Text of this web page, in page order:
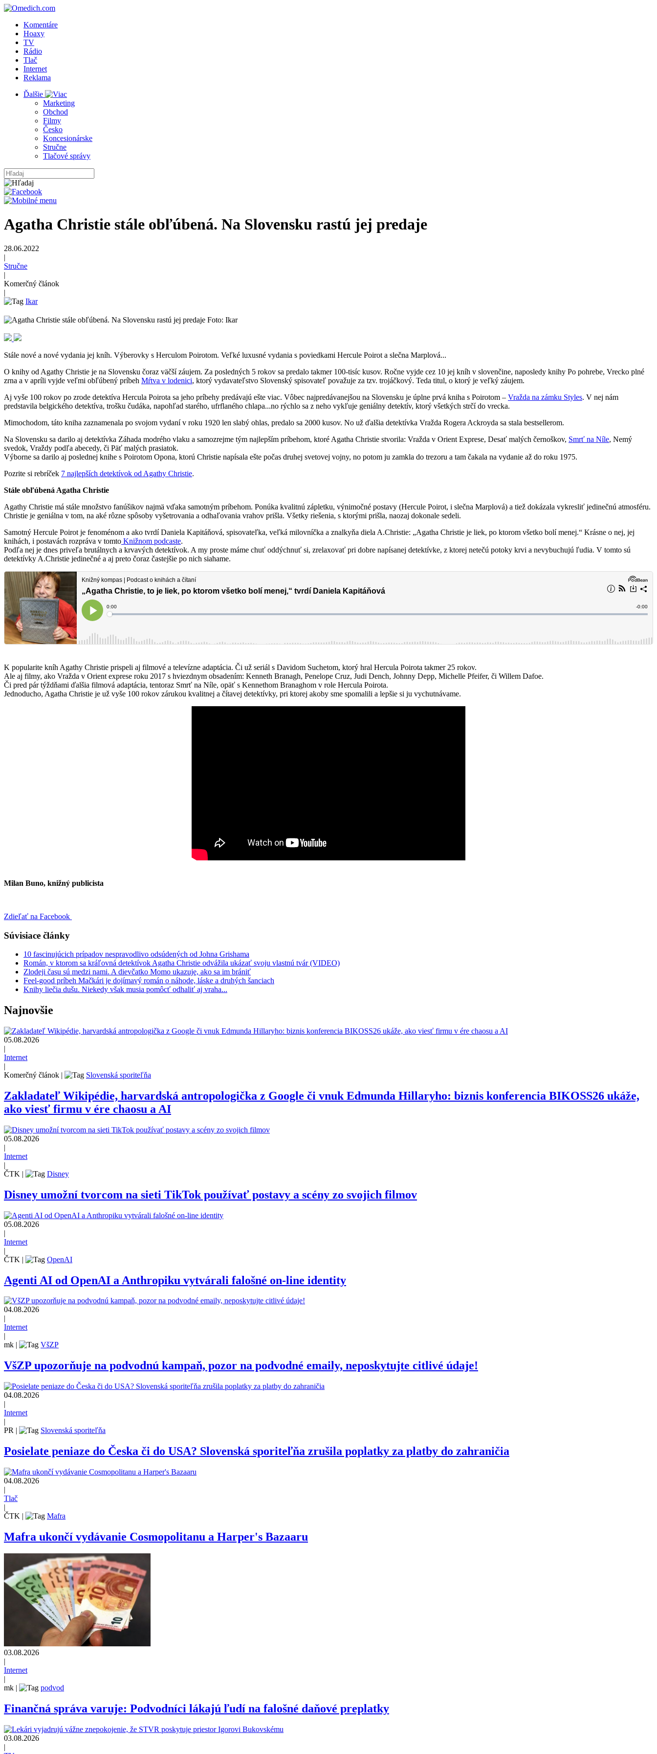
Komentáre
Hoaxy
TV
Rádio
Tlač
Internet
Reklama
Ďalšie
Marketing
Obchod
Filmy
Česko
Koncesionárske
Stručne
Tlačové správy
Agatha Christie stále obľúbená. Na Slovensku rastú jej predaje
28.06.2022
|
Stručne
|
Komerčný článok
|
Ikar
Foto: Ikar
Stále nové a nové vydania jej kníh. Výberovky s Herculom Poirotom. Veľké luxusné vydania s poviedkami Hercule Poirot a slečna Marplová...
O knihy od Agathy Christie je na Slovensku čoraz väčší záujem. Za posledných 5 rokov sa predalo takmer 100-tisíc kusov. Ročne vyjde cez 10 jej kníh v slovenčine, naposledy knihy Po pohrebe, Vrecko plné
zrna a v apríli vyjde veľmi obľúbený príbeh Mŕtva v lodenici, ktorý vydavateľstvo Slovenský spisovateľ považuje za tzv. trojáčkový. Teda titul, o ktorý je veľký záujem.
Aj vyše 100 rokov po zrode detektíva Hercula Poirota sa jeho príbehy predávajú ešte viac. Vôbec najpredávanejšou na Slovensku je úplne prvá kniha s Poirotom – Vražda na zámku Styles. V nej nám
predstavila belgického detektíva, trošku čudáka, napohľad starého, ufrflaného chlapa...no rýchlo sa z neho vykľuje geniálny detektív, ktorý všetkých strčí do vrecka.
Mimochodom, táto kniha zaznamenala po svojom vydaní v roku 1920 len slabý ohlas, predalo sa 2000 kusov. No už ďalšia detektívka Vražda Rogera Ackroyda sa stala bestsellerom.
Na Slovensku sa darilo aj detektívka Záhada modrého vlaku a samozrejme tým najlepším príbehom, ktoré Agatha Christie stvorila: Vražda v Orient Exprese, Desať malých černoškov, Smrť na Níle, Nemý
svedok, Vraždy podľa abecedy, či Päť malých prasiatok.
Výborne sa darilo aj poslednej knihe s Poirotom Opona, ktorú Christie napísala ešte počas druhej svetovej vojny, no potom ju zamkla do trezoru a tam čakala na vydanie až do roku 1975.
Pozrite si rebríček 7 najlepších detektívok od Agathy Christie.
Stále obľúbená Agatha Christie
Agathy Christie má stále množstvo fanúšikov najmä vďaka samotným príbehom. Ponúka kvalitnú zápletku, výnimočné postavy (Hercule Poirot, i slečna Marplová) a tiež dokázala vykresliť jedinečnú atmosféru.
Christie je geniálna v tom, na aké rôzne spôsoby vyšetrovania a odhaľovania vrahov prišla. Všetky riešenia, s ktorými prišla, naozaj dokonale sedeli.
Samotný Hercule Poirot je fenoménom a ako tvrdí Daniela Kapitáňová, spisovateľka, veľká milovníčka a znalkyňa diela A.Christie: „Agatha Christie je liek, po ktorom všetko bolí menej.“ Krásne o nej, jej
knihách, i postavách rozpráva v tomto Knižnom podcaste.
Podľa nej je dnes priveľa brutálnych a krvavých detektívok. A my proste máme chuť oddýchnuť si, zrelaxovať pri dobre napísanej detektívke, z ktorej netečú potoky krvi a nevybuchujú ľudia. V tomto sú
detektívky A.Christie jedinečné a aj preto čoraz častejšie po nich siahame.
K popularite kníh Agathy Christie prispeli aj filmové a televízne adaptácia. Či už seriál s Davidom Suchetom, ktorý hral Hercula Poirota takmer 25 rokov.
Ale aj filmy, ako Vražda v Orient exprese roku 2017 s hviezdnym obsadením: Kenneth Branagh, Penelope Cruz, Judi Dench, Johnny Depp, Michelle Pfeifer, či Willem Dafoe.
Či pred pár týždňami ďalšia filmová adaptácia, tentoraz Smrť na Níle, opäť s Kennethom Branaghom v role Hercula Poirota.
Jednoducho, Agatha Christie je už vyše 100 rokov zárukou kvalitnej a čítavej detektívky, pri ktorej akoby sme spomalili a lepšie si ju vychutnávame.
Milan Buno, knižný publicista
Zdieľať na Facebook
Súvisiace články
10 fascinujúcich prípadov nespravodlivo odsúdených od Johna Grishama
Román, v ktorom sa kráľovná detektívok Agatha Christie odvážila ukázať svoju vlastnú tvár (VIDEO)
Zlodeji času sú medzi nami. A dievčatko Momo ukazuje, ako sa im brániť
Feel-good príbeh Mačkári je dojímavý román o náhode, láske a druhých šanciach
Knihy liečia dušu. Niekedy však musia pomôcť odhaliť aj vraha...
Najnovšie
05.08.2026
|
Internet
|
Komerčný článok | Slovenská sporiteľňa
Zakladateľ Wikipédie, harvardská antropologička z Google či vnuk Edmunda Hillaryho: biznis konferencia BIKOSS26 ukáže,
ako viesť firmu v ére chaosu a AI
05.08.2026
|
Internet
|
ČTK | Disney
Disney umožní tvorcom na sieti TikTok používať postavy a scény zo svojich filmov
05.08.2026
|
Internet
|
ČTK | OpenAI
Agenti AI od OpenAI a Anthropiku vytvárali falošné on-line identity
04.08.2026
Internet
mk
VšZP
VšZP upozorňuje na podvodnú kampaň, pozor na podvodné emaily, neposkytujte citlivé údaje!
04.08.2026
|
Internet
|
PR | Slovenská sporiteľňa
Posielate peniaze do Česka či do USA? Slovenská sporiteľňa zrušila poplatky za platby do zahraničia
04.08.2026
|
Tlač
|
ČTK | Mafra
Mafra ukončí vydávanie Cosmopolitanu a Harper's Bazaaru
03.08.2026
|
Internet
|
mk | podvod
Finančná správa varuje: Podvodníci lákajú ľudí na falošné daňové preplatky
03.08.2026
|